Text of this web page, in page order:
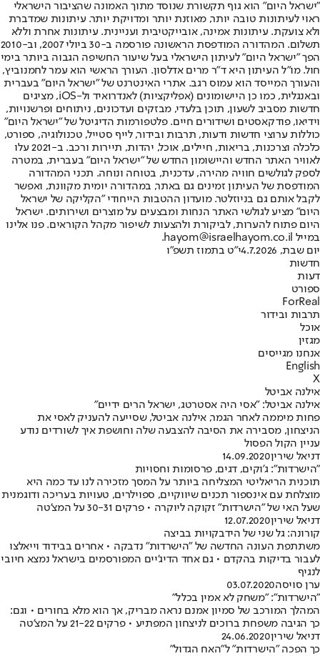
"ישראל היום" הוא גוף תקשורת שנוסד מתוך האמונה שהציבור הישראלי
ראוי לעיתונות טובה יותר, מאוזנת יותר ומדויקת יותר. עיתונות שמדברת
ולא צועקת. עיתונות אמינה, אובייקטיבית ועניינית. עיתונות אחרת וללא
תשלום. המהדורה המודפסת הראשונה פורסמה ב-30 ביולי 2007, וב-2010
הפך "ישראל היום" לעיתון הישראלי בעל שיעור החשיפה הגבוה ביותר בימי
חול. מו"ל העיתון היא ד"ר מרים אדלסון. העורך הראשי הוא עמר לחמנוביץ,
והעורך המייסד הוא עמוס רגב. אתרי האינטרנט של "ישראל היום" בעברית
ובאנגלית, כמו כן היישומונים (אפליקציות) לאנדרואיד ול-iOS, מציגים
חדשות מסביב לשעון, תוכן בלעדי, מבזקים ועדכונים, ניתוחים ופרשנויות,
וידיאו, פודקאסטים ושידורים חיים. פלטפורמות הדיגיטל של "ישראל היום"
כוללות ערוצי חדשות ודעות, תרבות ובידור, לייף סטייל, טכנולוגיה, ספורט,
כלכלה וצרכנות, בריאות, חיילים, אוכל, יהדות, תיירות ורכב. ב-2021 עלו
לאוויר האתר החדש והיישומון החדש של "ישראל היום" בעברית, במטרה
לספק לגולשים חוויה מהירה, עדכנית, בטוחה ונוחה. תכני המהדורה
המודפסת של העיתון זמינים גם באתר, במהדורה יומית מקוונת, ואפשר
לקבל אותם גם בניוזלטר. מועדון ההטבות הייחודי "הקליקה של ישראל
היום" מציע לגולשי האתר הנחות ומבצעים על מוצרים ושירותים. ישראל
היום פתוח להערות, לביקורת ולהצעות לשיפור מקהל הקוראים. פנו אלינו
במייל hayom@israelhayom.co.il.
יום שבת, 4.7.2026
י"ט בתמוז תשפ"ו
חדשות
דעות
ספורט
ForReal
תרבות ובידור
אוכל
מגזין
אנחנו מגייסים
English
X
אילנה אביטל
אילנה אביטל: "אסי היה אסטרטג, ישראל הרים ידיים"
פחות מיממה לאחר הגמר, אילנה אביטל, שסייעה להעניק לאסי את
הניצחון, מסבירה את הסיבה להצבעה שלה וחושפת איך לשורדים נודע
עניין הקול הפסול
דניאל שירין14.09.2020
"הישרדות": ג'וקים, דגים, פרסומות וחסויות
תוכנית הריאליטי המצליחה ביותר על המסך מזכירה לנו עד כמה היא
מוצלחת עם אינספור תכנים שיווקיים, ספוילרים, טעויות בעריכה ודוגמנית
שעל האי של "הישרדות" זקוקה ליוקרה • פרקים 30-31 על המצ'טה
דניאל שירין12.07.2020
קורונה: גל שני של הידבקויות בביצה
משתתפת העונה החדשה של "הישרדות" נדבקה • אחרים בבידוד וייאלצו
לעבור בדיקות בהקדם • גם אחד הדיג'יים המפורסמים בישראל נמצא חיובי
לנגיף
ערן סויסה03.07.2020
"הישרדות": "משחק לא אמין בכלל"
המהלך המורכב של סמיון אמנם נראה מבריק, אך הוא מלא בחורים • וגם:
כך הגיבה משפחת ברוכים לניצחון המפתיע • פרקים 21-22 על המצ'טה
דניאל שירין24.06.2020
כך הפכה "הישרדות" ל"האח הגדול"